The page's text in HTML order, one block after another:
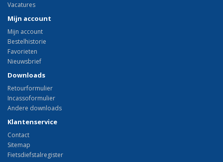
Vacatures
Mijn account
Mijn account
Bestelhistorie
Favorieten
Nieuwsbrief
Downloads
Retourformulier
Incassoformulier
Andere downloads
Klantenservice
Contact
Sitemap
Fietsdiefstalregister